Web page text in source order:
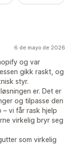
6 de mayo de 2026
og var
gikk raskt, og
styr.
er. Det er
og tilpasse den
vi får rask hjelp
virkelig bryr seg
som virkelig